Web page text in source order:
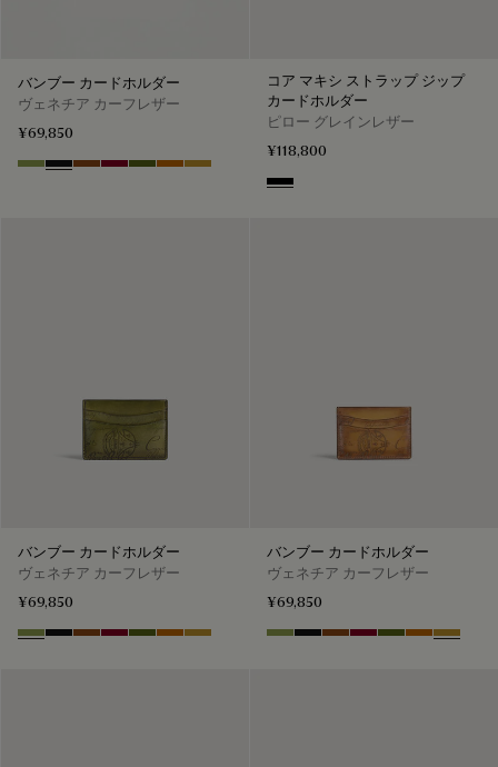
バンブー カードホルダー
ヴェネチア カーフレザー
¥69,850
WillowNero Grigio
Cacao Intenso
Light Saint Emilion
Nero Caviar
Arancio Vermiglio
Mustard
コア マキシ ストラップ ジップ
カードホルダー
ピロー グレインレザー
¥118,800
Deep Black
バンブー カードホルダー
ヴェネチア カーフレザー
¥69,850
WillowNero Grigio
Cacao Intenso
Light Saint Emilion
Nero Caviar
Arancio Vermiglio
Mustard
バンブー カードホルダー
ヴェネチア カーフレザー
¥69,850
WillowNero Grigio
Cacao Intenso
Light Saint Emilion
Nero Caviar
Arancio
Mustard